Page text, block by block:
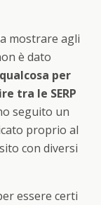
mostrare agli
è dato
per
tra le SERP
seguito un
proprio al
con diversi
essere certi